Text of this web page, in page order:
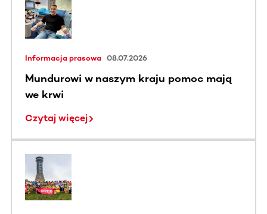
Informacja prasowa 08.07.2026
Mundurowi w naszym kraju pomoc mają
we krwi
Czytaj więcej